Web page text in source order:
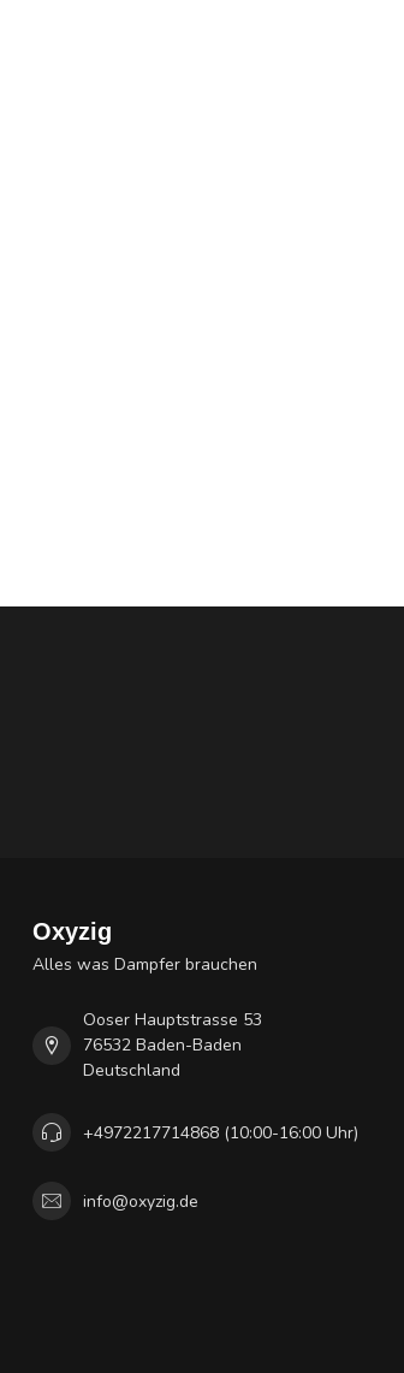
Oxyzig
Alles was Dampfer brauchen
Ooser Hauptstrasse 53
76532 Baden-Baden
Deutschland
+4972217714868 (10:00-16:00 Uhr)
info@oxyzig.de